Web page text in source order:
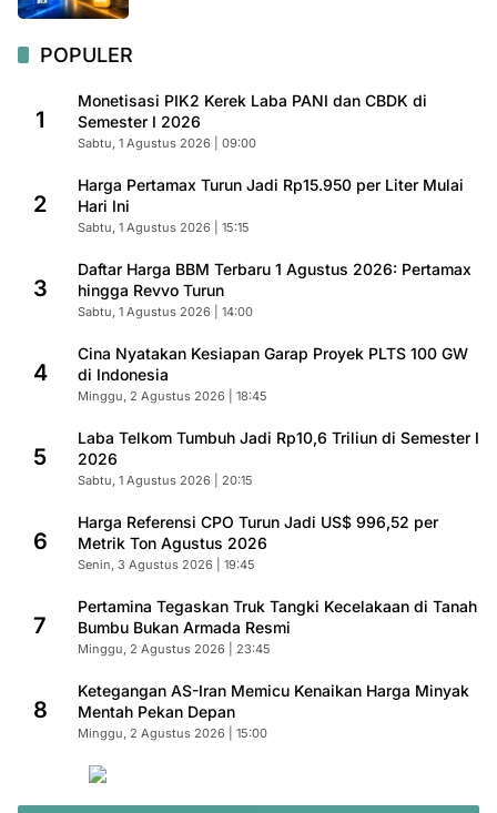
POPULER
1
Monetisasi PIK2 Kerek Laba PANI dan CBDK di
Semester I 2026
Sabtu, 1 Agustus 2026 | 09:00
2
Harga Pertamax Turun Jadi Rp15.950 per Liter Mulai
Hari Ini
Sabtu, 1 Agustus 2026 | 15:15
3
Daftar Harga BBM Terbaru 1 Agustus 2026: Pertamax
hingga Revvo Turun
Sabtu, 1 Agustus 2026 | 14:00
4
Cina Nyatakan Kesiapan Garap Proyek PLTS 100 GW
di Indonesia
Minggu, 2 Agustus 2026 | 18:45
5
Laba Telkom Tumbuh Jadi Rp10,6 Triliun di Semester I
2026
Sabtu, 1 Agustus 2026 | 20:15
6
Harga Referensi CPO Turun Jadi US$ 996,52 per
Metrik Ton Agustus 2026
Senin, 3 Agustus 2026 | 19:45
7
Pertamina Tegaskan Truk Tangki Kecelakaan di Tanah
Bumbu Bukan Armada Resmi
Minggu, 2 Agustus 2026 | 23:45
8
Ketegangan AS-Iran Memicu Kenaikan Harga Minyak
Mentah Pekan Depan
Minggu, 2 Agustus 2026 | 15:00